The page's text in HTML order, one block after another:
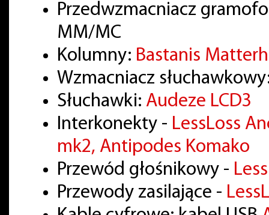
Przedwzmacniacz
MM/MC
Kolumny: Bastanis
Wzmacniacz
Słuchawki: Audeze LCD3
Interkonekty - LessLoss
mk2, Antipodes Komako
Przewód głośnikowy -
Przewody zasilające -